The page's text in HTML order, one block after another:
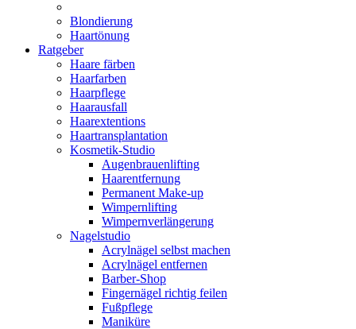
Blondierung
Haartönung
Ratgeber
Haare färben
Haarfarben
Haarpflege
Haarausfall
Haarextentions
Haartransplantation
Kosmetik-Studio
Augenbrauenlifting
Haarentfernung
Permanent Make-up
Wimpernlifting
Wimpernverlängerung
Nagelstudio
Acrylnägel selbst machen
Acrylnägel entfernen
Barber-Shop
Fingernägel richtig feilen
Fußpflege
Maniküre